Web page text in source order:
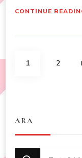
CONTINUE
Posts
PAGE
1 PAGE
2
ARA
Looking